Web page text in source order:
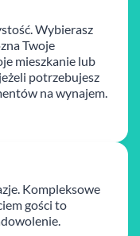
Wybierasz
Twoje
mieszkanie lub
potrzebujesz
na wynajem.
Kompleksowe
gości to